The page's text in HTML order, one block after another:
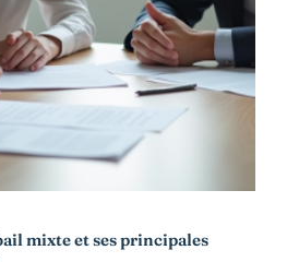
mixte et ses principales